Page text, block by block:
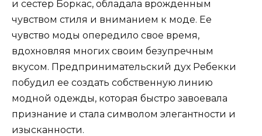
и сестер Боркас, обладала врожденным
чувством стиля и вниманием к моде. Ее
чувство моды опередило свое время,
вдохновляя многих своим безупречным
вкусом. Предпринимательский дух Ребекки
побудил ее создать собственную линию
модной одежды, которая быстро завоевала
признание и стала символом элегантности и
изысканности.